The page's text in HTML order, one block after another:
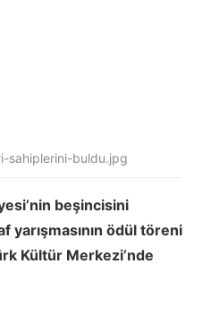
sahiplerini-buldu.jpg
beşincisini
ödül töreni
Kültür Merkezi’nde